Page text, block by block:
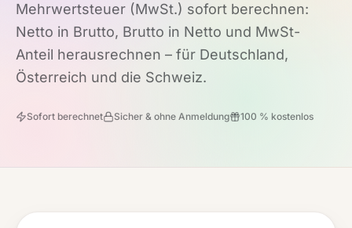
Mehrwertsteuer (MwSt.) sofort berechnen:
Netto in Brutto, Brutto in Netto und MwSt-
Anteil herausrechnen – für Deutschland,
Österreich und die Schweiz.
Sofort berechnet Sicher & ohne Anmeldung 100 % kostenlos